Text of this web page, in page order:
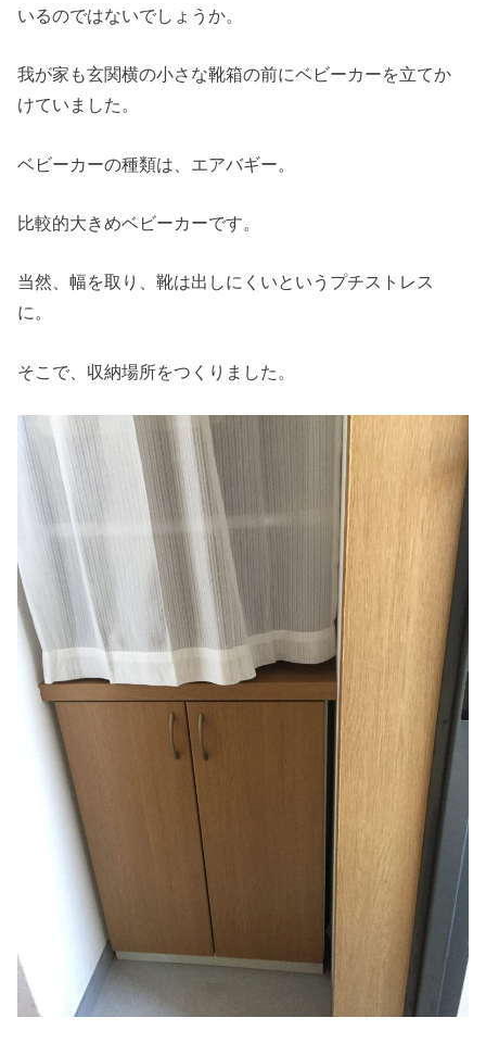
いるのではないでしょうか。
我が家も玄関横の小さな靴箱の前にベビーカーを立てか
けていました。
ベビーカーの種類は、エアバギー。
比較的大きめベビーカーです。
当然、幅を取り、靴は出しにくいというプチストレス
に。
そこで、収納場所をつくりました。